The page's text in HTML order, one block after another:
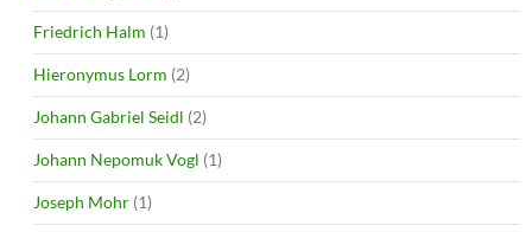
Friedrich Halm (1)
Hieronymus Lorm (2)
Johann Gabriel Seidl (2)
Johann Nepomuk Vogl (1)
Joseph Mohr (1)